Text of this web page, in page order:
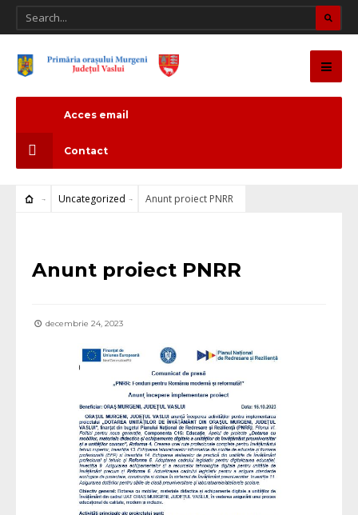
Acces email
Contact
Uncategorized Anunt proiect PNRR
Anunt proiect PNRR
decembrie 24, 2023